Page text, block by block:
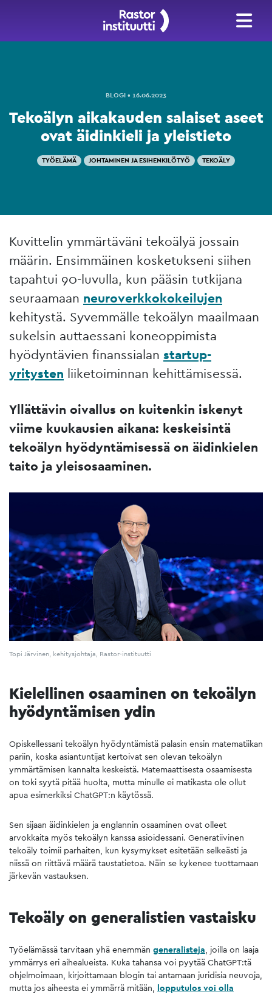
BLOGI • 16.06.2023
Tekoälyn aikakauden salaiset aseet
ovat äidinkieli ja yleistieto
TYÖELÄMÄ JOHTAMINEN JA ESIHENKILÖTYÖ TEKOÄLY
Kuvittelin ymmärtäväni tekoälyä jossain
määrin. Ensimmäinen kosketukseni siihen
tapahtui 90-luvulla, kun pääsin tutkijana
seuraamaan neuroverkkokokeilujen
kehitystä. Syvemmälle tekoälyn maailmaan
sukelsin auttaessani koneoppimista
hyödyntävien finanssialan startup-
yritysten liiketoiminnan kehittämisessä.
Yllättävin oivallus on kuitenkin iskenyt
viime kuukausien aikana: keskeisintä
tekoälyn hyödyntämisessä on äidinkielen
taito ja yleisosaaminen.
Topi Järvinen, kehitysjohtaja, Rastor-instituutti
Kielellinen osaaminen on tekoälyn
hyödyntämisen ydin
Opiskellessani tekoälyn hyödyntämistä palasin ensin matematiikan
pariin, koska asiantuntijat kertoivat sen olevan tekoälyn
ymmärtämisen kannalta keskeistä. Matemaattisesta osaamisesta
on toki syytä pitää huolta, mutta minulle ei matikasta ole ollut
apua esimerkiksi ChatGPT:n käytössä.
Sen sijaan äidinkielen ja englannin osaaminen ovat olleet
arvokkaita myös tekoälyn kanssa asioidessani. Generatiivinen
tekoäly toimii parhaiten, kun kysymykset esitetään selkeästi ja
niissä on riittävä määrä taustatietoa. Näin se kykenee tuottamaan
järkevän vastauksen.
Tekoäly on generalistien vastaisku
Työelämässä tarvitaan yhä enemmän generalisteja, joilla on laaja
ymmärrys eri aihealueista. Kuka tahansa voi pyytää ChatGPT:tä
ohjelmoimaan, kirjoittamaan blogin tai antamaan juridisia neuvoja,
mutta jos aiheesta ei ymmärrä mitään, lopputulos voi olla